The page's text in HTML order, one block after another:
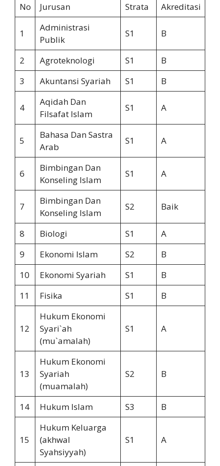
No Jurusan Strata Akreditasi
1
Administrasi
Publik
S1 B
2 Agroteknologi S1
B
3
Akuntansi Syariah S1 B
4
Aqidah Dan
Filsafat Islam
S1 A
5
Bahasa Dan Sastra
Arab
S1 A
6
Bimbingan Dan
Konseling Islam
S1 A
7
Bimbingan Dan
Konseling Islam
S2 Baik
8 Biologi S1
A
9
Ekonomi Islam S2
B
10
Ekonomi Syariah S1
B
11
Fisika S1 B
12
Hukum Ekonomi
Syari`ah
(mu`amalah)
S1 A
13
Hukum Ekonomi
Syariah
(muamalah)
S2 B
14 Hukum Islam S3 B
15
Hukum Keluarga
(akhwal
Syahsiyyah)
S1 A